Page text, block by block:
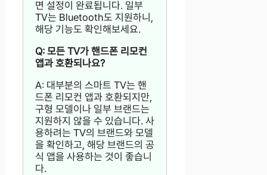
면 설정이 완료됩니다. 일부
TV는 Bluetooth도 지원하니,
해당 기능도 확인해보세요.
Q: 모든 TV가 핸드폰 리모컨
앱과 호환되나요?
A: 대부분의 스마트 TV는 핸
드폰 리모컨 앱과 호환되지만,
구형 모델이나 일부 브랜드는
지원하지 않을 수 있습니다. 사
용하려는 TV의 브랜드와 모델
을 확인하고, 해당 브랜드의 공
식 앱을 사용하는 것이 좋습니
다.